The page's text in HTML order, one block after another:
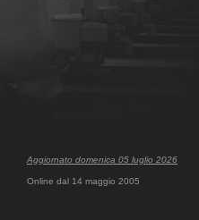
Aggiornato domenica 05 luglio 2026
Online dal 14 maggio 2005